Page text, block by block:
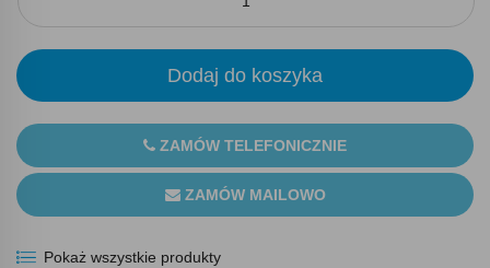
Dodaj do koszyka
ZAMÓW TELEFONICZNIE
ZAMÓW MAILOWO
Pokaż wszystkie produkty